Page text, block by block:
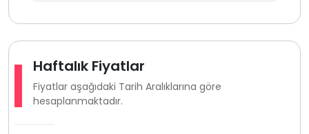
gün önce bilgi vermeleri gerekmektedir villada yer alan
yerden ısıtma sistemi ise günlük 2000 TL karşılığında
Kalkan’ın göz alıcı manzarasıyla öne çıkan Kördere
bölgesinde yer alan bu villa doğa deniz manzarası ve
konforu bir arada sunan yapısıyladeniz manzaralı villa
seçenekleri arasında öne çıkan özel tatil
Haftalık Fiyatlar
Fiyatlar aşağıdaki Tarih Aralıklarına göre
hesaplanmaktadır.